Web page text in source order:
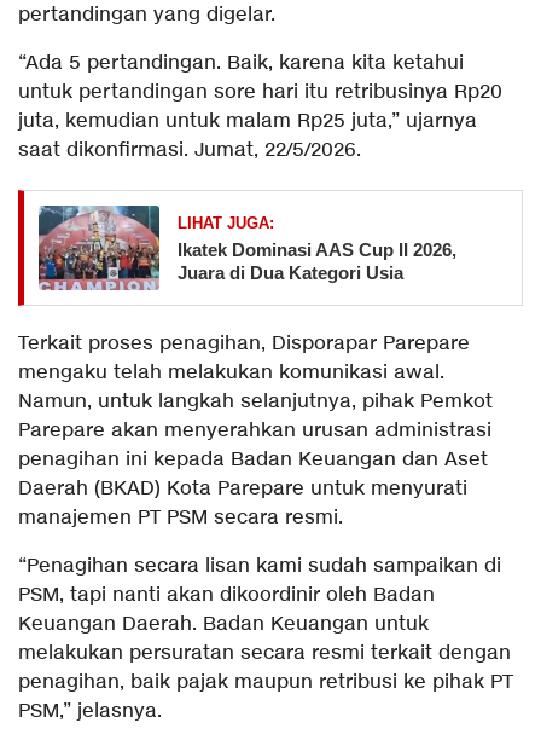
pertandingan yang digelar.
“Ada 5 pertandingan. Baik, karena kita ketahui
untuk pertandingan sore hari itu retribusinya Rp20
juta, kemudian untuk malam Rp25 juta,” ujarnya
saat dikonfirmasi. Jumat, 22/5/2026.
LIHAT JUGA:
Ikatek Dominasi AAS Cup II 2026,
Juara di Dua Kategori Usia
Terkait proses penagihan, Disporapar Parepare
mengaku telah melakukan komunikasi awal.
Namun, untuk langkah selanjutnya, pihak Pemkot
Parepare akan menyerahkan urusan administrasi
penagihan ini kepada Badan Keuangan dan Aset
Daerah (BKAD) Kota Parepare untuk menyurati
manajemen PT PSM secara resmi.
“Penagihan secara lisan kami sudah sampaikan di
PSM, tapi nanti akan dikoordinir oleh Badan
Keuangan Daerah. Badan Keuangan untuk
melakukan persuratan secara resmi terkait dengan
penagihan, baik pajak maupun retribusi ke pihak PT
PSM,” jelasnya.